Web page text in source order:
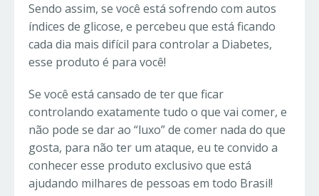
Sendo assim, se você está sofrendo com autos
índices de glicose, e percebeu que está ficando
cada dia mais difícil para controlar a Diabetes,
esse produto é para você!
Se você está cansado de ter que ficar
controlando exatamente tudo o que vai comer, e
não pode se dar ao “luxo” de comer nada do que
gosta, para não ter um ataque, eu te convido a
conhecer esse produto exclusivo que está
ajudando milhares de pessoas em todo Brasil!